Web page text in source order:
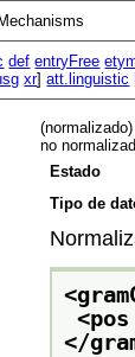
def entryFree
xr]att.linguistic
no
Estado
Tipo de
</